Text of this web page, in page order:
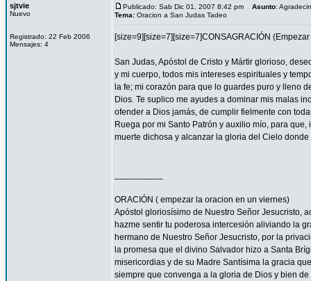
sjtvie
Nuevo
Registrado: 22 Feb 2006
Mensajes: 4
Publicado: Sab Dic 01, 2007 8:42 pm Asunto:
Tema: Oracion a San Judas Tadeo
[size=9][size=7][size=7]CONSAGRACIÓN
San Judas, Apóstol de Cristo y Mártir glorioso,
y mi cuerpo, todos mis intereses espirituales y
la fe; mi corazón para que lo guardes puro y lleno
Dios. Te suplico me ayudes a dominar mis malas
ofender a Dios jamás, de cumplir fielmente con
Ruega por mi Santo Patrón y auxilio mío, para
muerte dichosa y alcanzar la gloria del Cielo
ORACIÓN ( empezar la oracion en un viernes)
Apóstol gloriosísimo de Nuestro Señor Jesucristo,
hazme sentir tu poderosa intercesión aliviando la
hermano de Nuestro Señor Jesucristo, por la
la promesa que el divino Salvador hizo a Santa
misericordias y de su Madre Santísima la gracia
siempre que convenga a la gloria de Dios y bien de